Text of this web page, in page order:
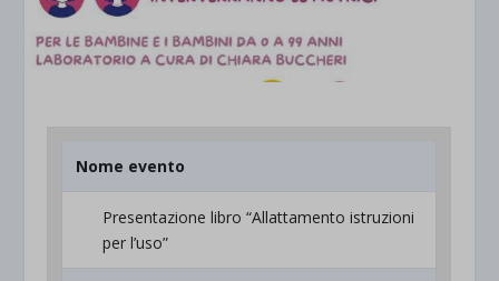
Nome evento
Presentazione libro “Allattamento istruzioni
per l’uso”